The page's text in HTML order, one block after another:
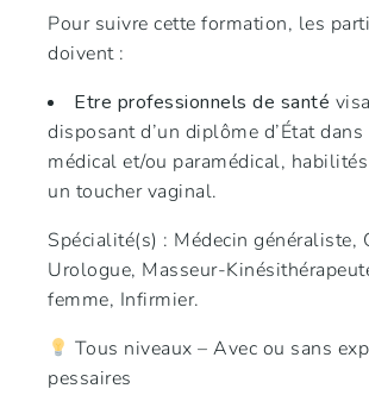
Pour suivre cette formation, les
doivent :
Etre professionnels de santé
disposant d’un diplôme d’État
médical et/ou paramédical,
un toucher vaginal.
Spécialité(s) : Médecin généraliste,
Urologue, Masseur-
femme, Infirmier.
Tous niveaux – Avec ou sans
pessaires